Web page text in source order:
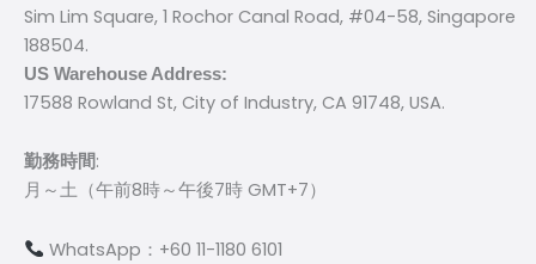
Sim Lim Square, 1 Rochor Canal Road, #04-58, Singapore
188504.
US Warehouse Address:
17588 Rowland St, City of Industry, CA 91748, USA.
勤務時間:
月～土（午前8時～午後7時 GMT+7）
WhatsApp：+60 11-1180 6101